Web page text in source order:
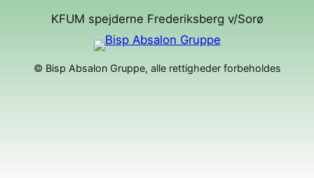
KFUM spejderne Frederiksberg v/Sorø
© Bisp Absalon Gruppe, alle rettigheder forbeholdes